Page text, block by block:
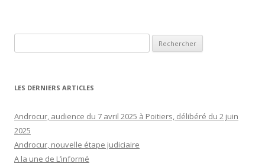
LES DERNIERS ARTICLES
Androcur, audience du 7 avril 2025 à Poitiers, délibéré du 2 juin
2025
Androcur, nouvelle étape judiciaire
A la une de L’informé